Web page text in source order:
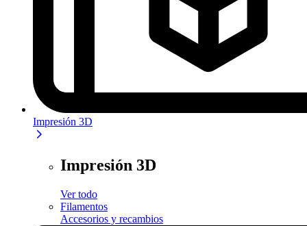
Impresión 3D
Impresión 3D
Ver todo
Filamentos
Accesorios y recambios